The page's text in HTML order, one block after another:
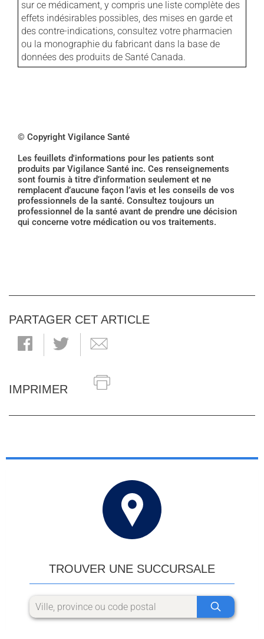
sur ce médicament, y compris une liste complète des
effets indésirables possibles, des mises en garde et
des contre-indications, consultez votre pharmacien
ou la monographie du fabricant dans la base de
données des produits de Santé Canada.
© Copyright Vigilance Santé
Les feuillets d'informations pour les patients sont
produits par Vigilance Santé inc. Ces renseignements
sont fournis à titre d’information seulement et ne
remplacent d’aucune façon l’avis et les conseils de vos
professionnels de la santé. Consultez toujours un
professionnel de la santé avant de prendre une décision
qui concerne votre médication ou vos traitements.
PARTAGER CET ARTICLE
IMPRIMER
TROUVER UNE SUCCURSALE